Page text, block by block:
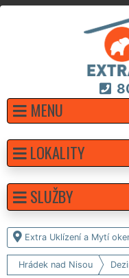
MENU
Extra Uklízení a Mytí
Hrádek nad Nisou
LOKALITY
SLUŽBY